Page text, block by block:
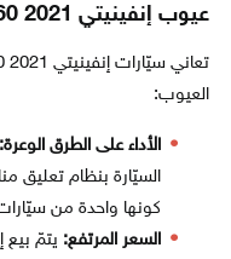
عيوب إنفينيتي QX60 2021
العيوب:
الأداء على الطرق الوعرة:
السيّارة بنظام تعليق
كونها واحدة من سيّارات
السعر المرتفع: